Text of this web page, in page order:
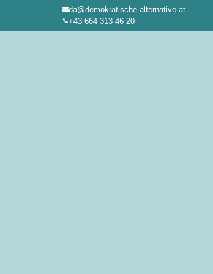
da@demokratische-alternative.at
+43 664 313 46 20